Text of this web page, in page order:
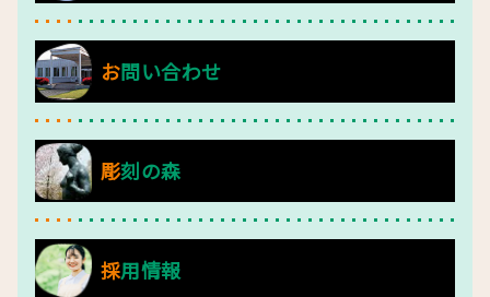
お問い合わせ
彫刻の森
採用情報